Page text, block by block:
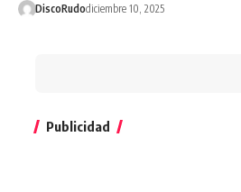
DiscoRudodiciembre 10, 2025
Publicidad